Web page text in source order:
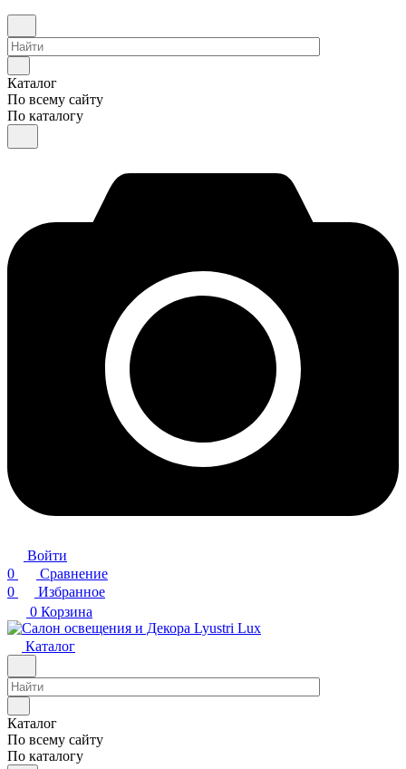
Каталог
По всему сайту
По каталогу
Войти
0
Сравнение
0
Избранное
0 Корзина
Каталог
Каталог
По всему сайту
По каталогу